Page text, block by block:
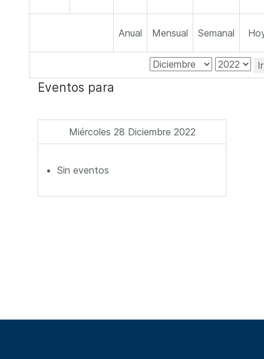
Anual Mensual Semanal
Eventos para
Miércoles 28 Diciembre 2022
Sin eventos